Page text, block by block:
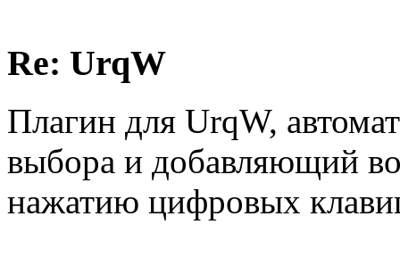
Re: UrqW
Плагин для UrqW,
выбора и добавляющий
нажатию цифровых